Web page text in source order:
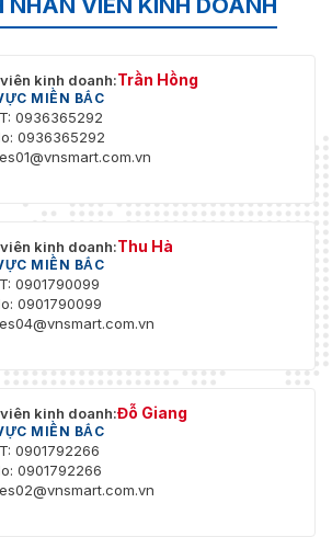
NHÂN VIÊN KINH DOANH
kinh doanh:Trần Hồng
MIỀN BẮC
0936365292
0936365292
kinh doanh:Thu Hà
MIỀN BẮC
0901790099
0901790099
kinh doanh:Đỗ Giang
MIỀN BẮC
0901792266
0901792266